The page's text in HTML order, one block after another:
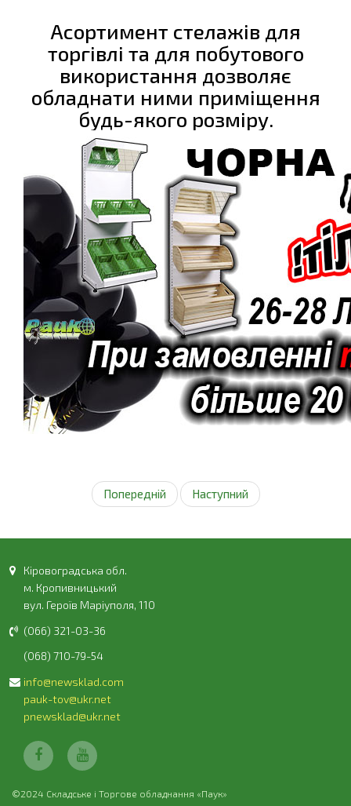
Асортимент стелажів для
торгівлі та для побутового
використання дозволяє
обладнати ними приміщення
будь-якого розміру.
Попередній Наступний
Кіровоградська обл.
м. Кропивницький
вул. Героїв Маріуполя, 110
(066) 321-03-36
(068) 710-79-54
info@newsklad.com
pauk-tov@ukr.net
pnewsklad@ukr.net
©2024 Складське і Торгове обладнання «Паук»